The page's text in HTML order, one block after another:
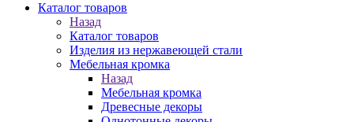
Каталог товаров
Назад
Каталог товаров
Изделия из нержавеющей стали
Мебельная кромка
Назад
Мебельная кромка
Древесные декоры